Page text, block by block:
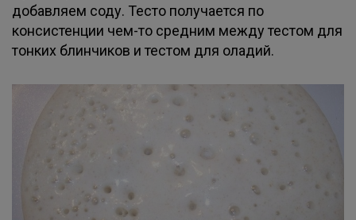
добавляем соду. Тесто получается по
консистенции чем-то средним между тестом для
тонких блинчиков и тестом для оладий.